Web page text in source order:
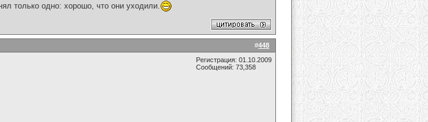
только одно: хорошо, что они уходили.
#448
Регистрация: 01.10.2009
Сообщений: 73,358